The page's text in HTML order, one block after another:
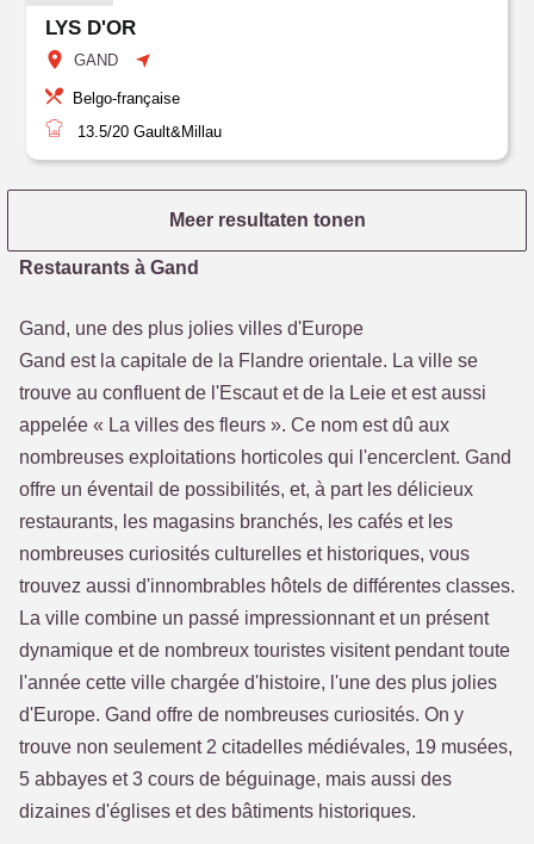
LYS D'OR
GAND
Belgo-française
13.5/20 Gault&Millau
Meer resultaten tonen
Restaurants à Gand
Gand, une des plus jolies villes d'Europe
Gand est la capitale de la Flandre orientale. La ville se
trouve au confluent de l'Escaut et de la Leie et est aussi
appelée « La villes des fleurs ». Ce nom est dû aux
nombreuses exploitations horticoles qui l'encerclent. Gand
offre un éventail de possibilités, et, à part les délicieux
restaurants, les magasins branchés, les cafés et les
nombreuses curiosités culturelles et historiques, vous
trouvez aussi d'innombrables hôtels de différentes classes.
La ville combine un passé impressionnant et un présent
dynamique et de nombreux touristes visitent pendant toute
l'année cette ville chargée d'histoire, l'une des plus jolies
d'Europe. Gand offre de nombreuses curiosités. On y
trouve non seulement 2 citadelles médiévales, 19 musées,
5 abbayes et 3 cours de béguinage, mais aussi des
dizaines d'églises et des bâtiments historiques.